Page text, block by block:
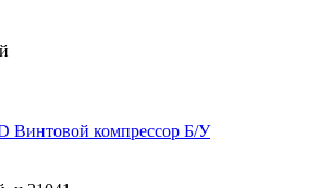
Винтовой компрессор Б/У